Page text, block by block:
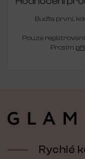
Buďte první,
Pouze
Prosím
Rychlé